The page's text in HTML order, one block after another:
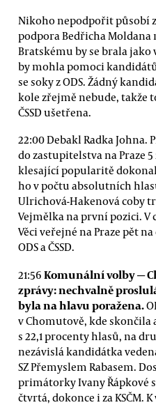
Nikoho nepodpořit působí
podpora Bedřicha Moldana
Bratskému by se brala jako
by mohla pomoci
se soky z ODS. Žádný
kole zřejmě nebude, takže
ČSSD ušetřena.
22:00 Debakl Radka Johna.
do zastupitelstva na Praze
klesající popularitě
ho v počtu absolutních
Ulrichová-Hakenová coby
Vejmělka na první pozici.
Věci veřejné na Praze pět
ODS a ČSSD.
21:56 Komunální volby—
zprávy: nechvalně
byla na hlavu poražena.
v Chomutově, kde skončila
s 22,1 procenty hlasů, na
nezávislá kandidátka
SZ Přemyslem Rabasem.
primátorky Ivany Řápkové
čtvrtá, dokonce i za KSČM.